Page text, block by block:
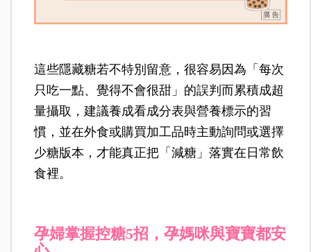
這些隱藏糖若不特別留意，很容易因為「每次
只吃一點、覺得不會很甜」的誤判而累積成超
量攝取，建議養成看成分表與營養標示的習
慣，並在外食或購買加工品時主動詢問或選擇
少糖版本，才能真正把「減糖」落實在日常飲
食裡。
孕婦掌握控糖5招，孕媽咪與寶寶都安